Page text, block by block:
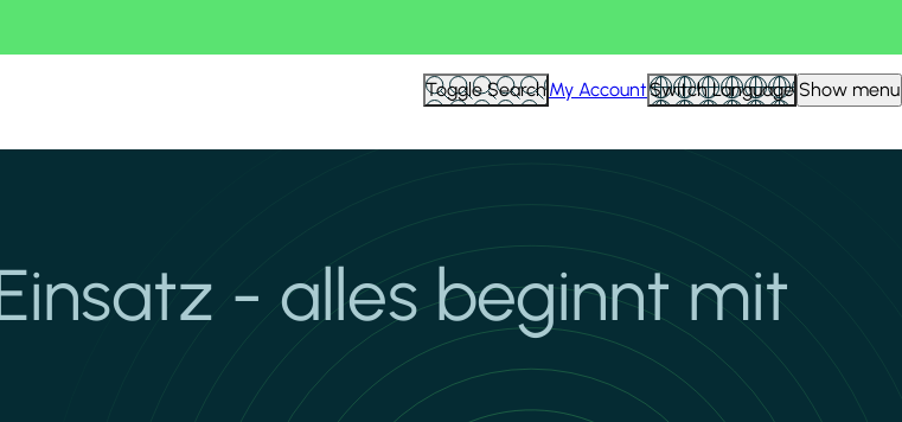
Toggle SearchMy AccountSwitch Language Show menu
- alles beginnt mit